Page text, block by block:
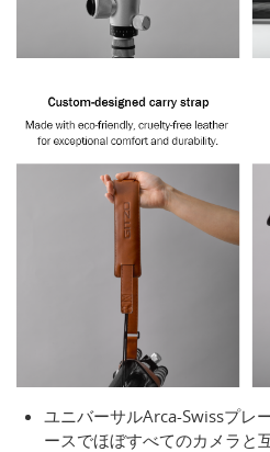
ユニバーサルArca-Swissプレ
ースでほぼすべてのカメラと